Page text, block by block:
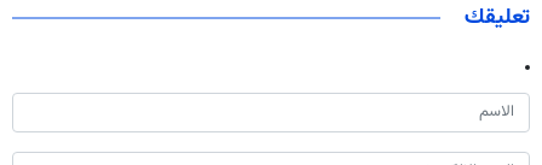
تعليقك